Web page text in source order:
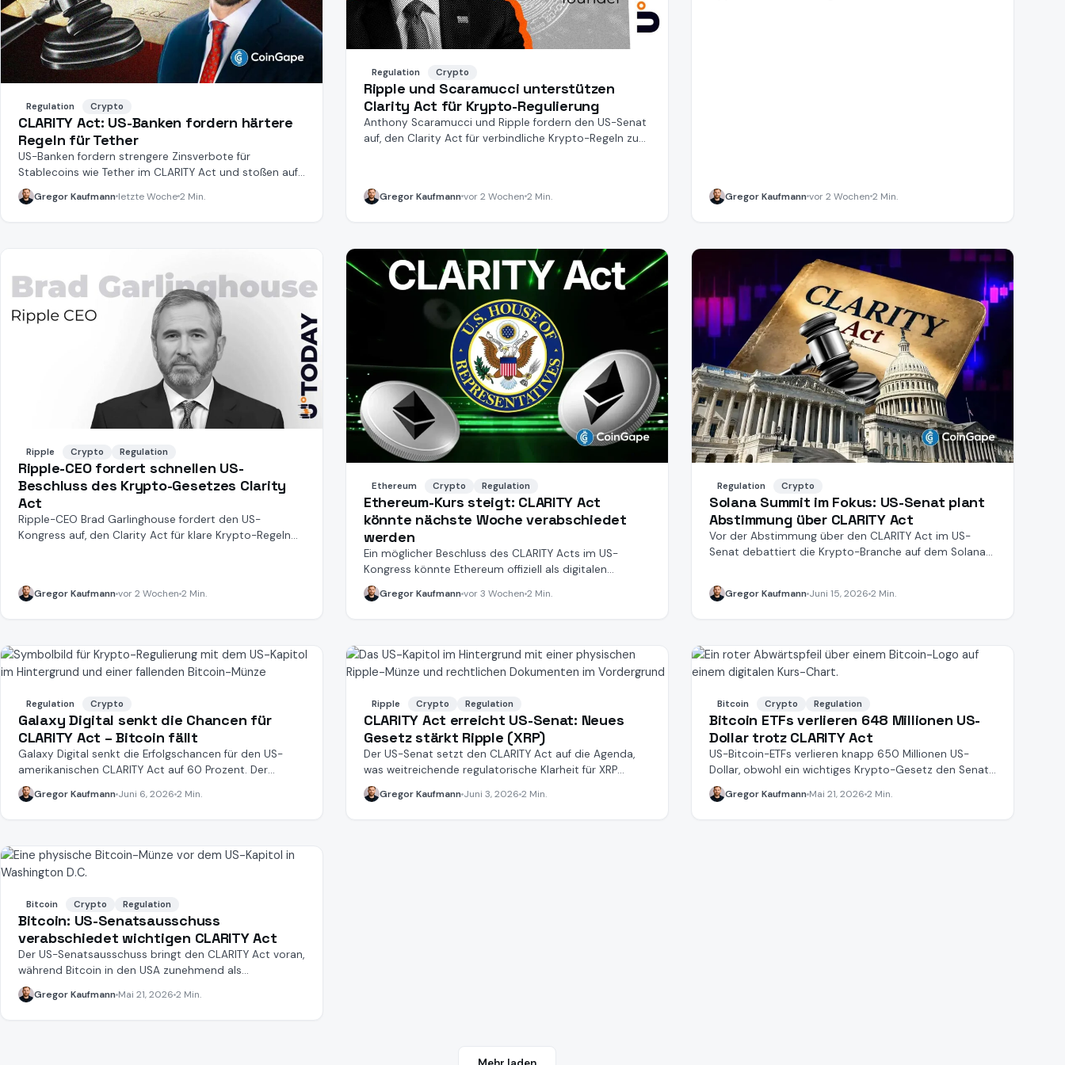
Regulation Crypto
CLARITY Act: US-Banken fordern härtere
Regeln für Tether
US-Banken fordern strengere Zinsverbote für
Stablecoins wie Tether im CLARITY Act und stoßen auf
Kritik.
Gregor Kaufmann letzte Woche2 Min.
Regulation Crypto
Ripple und Scaramucci unterstützen
Clarity Act für Krypto-Regulierung
Anthony Scaramucci und Ripple fordern den US-Senat
auf, den Clarity Act für verbindliche Krypto-Regeln zu
Gregor Kaufmannvor 2 Wochen 2 Min. Gregor Kaufmannvor 2 Wochen 2 Min.
Ripple Crypto Regulation
Ripple-CEO fordert schnellen US-
Beschluss des Krypto-Gesetzes Clarity
Act
Ripple-CEO Brad Garlinghouse fordert den US-
Kongress auf, den Clarity Act für klare Krypto-Regeln
Gregor Kaufmannvor 2 Wochen 2 Min.
Ethereum Crypto Regulation
Ethereum-Kurs steigt: CLARITY Act
könnte nächste Woche verabschiedet
werden
Ein möglicher Beschluss des CLARITY Acts im US-
Kongress könnte Ethereum offiziell als digitalen
Rohstoff einstufen.
Gregor Kaufmannvor 3 Wochen 2 Min.
Regulation Crypto
Solana Summit im Fokus: US-Senat plant
Abstimmung über CLARITY Act
Vor der Abstimmung über den CLARITY Act im US-
Senat debattiert die Krypto-Branche auf dem Solana
Gregor Kaufmann Juni 15, 2026 2 Min.
Regulation Crypto
Galaxy Digital senkt die Chancen für
CLARITY Act – Bitcoin fällt
Galaxy Digital senkt die Erfolgschancen für den US-
amerikanischen CLARITY Act auf 60 Prozent. Der
Bitcoin-Kurs reagiert.
Gregor Kaufmann Juni 6, 2026 2 Min.
Ripple Crypto Regulation
CLARITY Act erreicht US-Senat: Neues
Gesetz stärkt Ripple (XRP)
Der US-Senat setzt den CLARITY Act auf die Agenda,
was weitreichende regulatorische Klarheit für XRP
schaffen könnte.
Gregor Kaufmann Juni 3, 2026 2 Min.
Bitcoin Crypto Regulation
Bitcoin ETFs verlieren 648 Millionen US-
Dollar trotz CLARITY Act
US-Bitcoin-ETFs verlieren knapp 650 Millionen US-
Dollar, obwohl ein wichtiges Krypto-Gesetz den Senat
passiert hat.
Gregor Kaufmann Mai 21, 2026 2 Min.
Bitcoin Crypto Regulation
Bitcoin: US-Senatsausschuss
verabschiedet wichtigen CLARITY Act
Der US-Senatsausschuss bringt den CLARITY Act voran,
während Bitcoin in den USA zunehmend als
Sicherheitsfaktor gilt.
Gregor Kaufmann Mai 21, 2026 2 Min.